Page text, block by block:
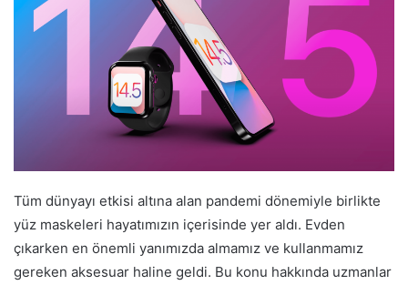
Tüm dünyayı etkisi altına alan pandemi dönemiyle birlikte
yüz maskeleri hayatımızın içerisinde yer aldı. Evden
çıkarken en önemli yanımızda almamız ve kullanmamız
gereken aksesuar haline geldi. Bu konu hakkında uzmanlar